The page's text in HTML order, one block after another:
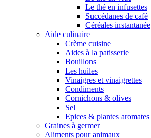
Le thé en infusettes
Succédanes de café
Céréales instantanée
Aide culinaire
Crème cuisine
Aides à la patisserie
Bouillons
Les huiles
Vinaigres et vinaigrettes
Condiments
Cornichons & olives
Sel
Epices & plantes aromates
Graines à germer
Aliments pour animaux